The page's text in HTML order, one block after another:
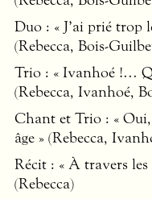
Duo : « J’ai prié trop
(Rebecca, Bois-
Trio : « Ivanhoé !…
(Rebecca, Ivanhoé,
Chant et Trio : «
âge » (Rebecca,
Récit : « À travers
(Rebecca)